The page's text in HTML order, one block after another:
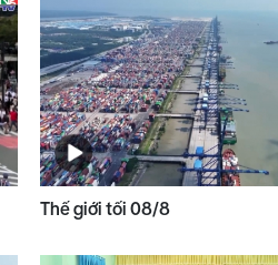
Thế giới tối 08/8